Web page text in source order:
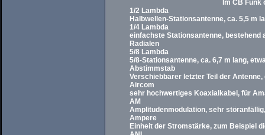
Im CB
1/2 Lambda
Halbwellen-Stationsantenne, ca. 5,5 m
1/4 Lambda
einfachste Stationsantenne, bestehend
Radialen
5/8 Lambda
5/8-Stationsantenne, ca. 6,7 m lang,
Abstimmstab
Verschiebbarer letzter Teil der
Aircom
sehr hochwertiges Koaxialkabel, für
AM
Amplitudenmodulation, sehr
Ampere
Einheit der Stromstärke, zum Beispiel